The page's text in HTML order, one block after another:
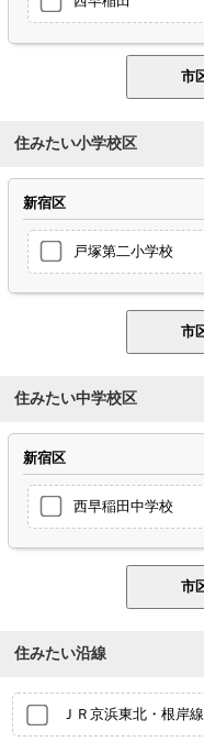
住みたい小学校区
新宿区
戸塚第二小学校
住みたい中学校区
新宿区
西早稲田中学校
住みたい沿線
ＪＲ京浜東北・根岸線